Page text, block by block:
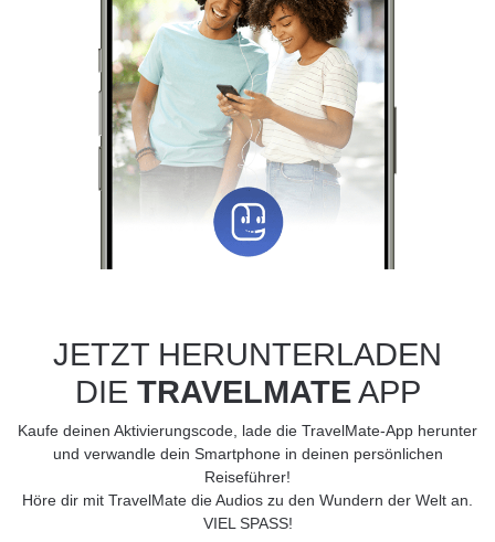
JETZT HERUNTERLADEN
DIE TRAVELMATEAPP
Kaufe deinen Aktivierungscode, lade die TravelMate-App herunter
und verwandle dein Smartphone in deinen persönlichen
Reiseführer!
Höre dir mit TravelMate die Audios zu den Wundern der Welt an.
VIEL SPASS!